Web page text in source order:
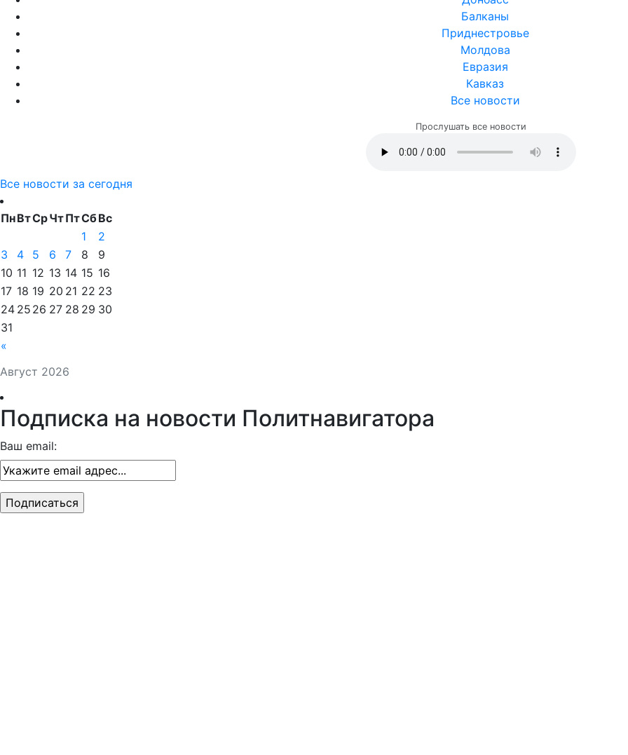
Балканы
Приднестровье
Молдова
Евразия
Кавказ
Все новости
Прослушать все новости
Все новости за сегодня
Август 2026
ПнВтСрЧтПтСбВс
«
1
2
3
4 5 6 7 8
9
10 11 12 13 14 15 16
17 18 19 20 21 22 23
24 25 26 27 28 29 30
31
Подписка на новости Политнавигатора
Ваш email: